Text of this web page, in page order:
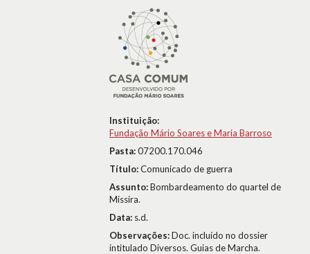
Instituição:
Fundação Mário Soares e Maria Barroso
Pasta:07200.170.046
Título:Comunicado de guerra
Assunto:Bombardeamento do quartel de
Missira.
Data: s.d.
Observações:Doc. incluído no dossier
intitulado Diversos. Guias de Marcha.